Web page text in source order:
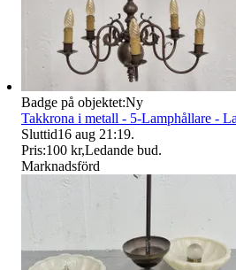
Badge på objektet:Ny
Takkrona i metall - 5-Lamphållare -
Sluttid16 aug 21:19.
Pris:100 kr,Ledande bud.
Marknadsförd